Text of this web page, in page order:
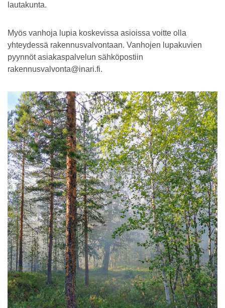
lautakunta.
Myös vanhoja lupia koskevissa asioissa voitte olla
yhteydessä rakennusvalvontaan. Vanhojen lupakuvien
pyynnöt asiakaspalvelun sähköpostiin
rakennusvalvonta@inari.fi.